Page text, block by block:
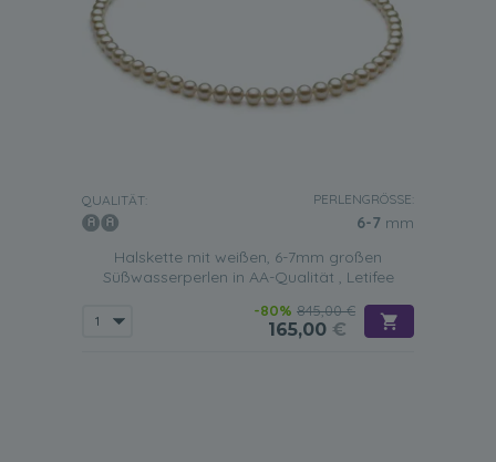
QUALITÄT: PERLENGRÖSSE:
6-7 mm
Halskette mit weißen, 6-7mm großen
Süßwasserperlen in AA-Qualität , Letifee
-80% 845,00 €
165,00 €